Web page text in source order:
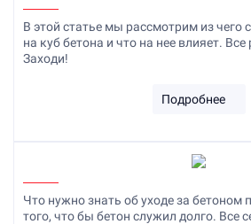
В этой статье мы рассмотрим из чего
на куб бетона и что на нее влияет. Все
Заходи!
Подробнее
Что нужно знать об уходе за бетоном
того, что бы бетон служил долго. Все